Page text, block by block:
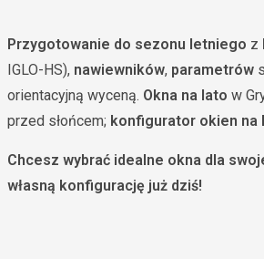
Przygotowanie do sezonu letniego z
IGLO-HS), nawiewników, parametrów
orientacyjną wyceną. Okna na lato w
przed słońcem; konfigurator okien na
Chcesz wybrać idealne okna dla
własną konfigurację już dziś!